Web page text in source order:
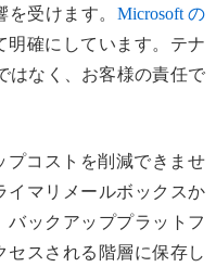
受けます。 Microsoft の
明確にしています。テナ
はなく、お客様の責任で
プコストを削減できませ
イマリメールボックスか
バックアッププラットフ
セスされる階層に保存し